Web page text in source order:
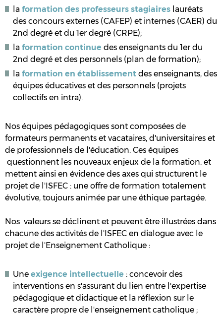
la formation des professeurs stagiaires lauréats
des concours externes (CAFEP) et internes (CAER) du
2nd degré et du 1er degré (CRPE);
la formation continue des enseignants du 1er du
2nd degré et des personnels (plan de formation);
la formation en établissement des enseignants, des
équipes éducatives et des personnels (projets
collectifs en intra).
Nos équipes pédagogiques sont composées de
formateurs permanents et vacataires, d'universitaires et
de professionnels de l'éducation. Ces équipes
questionnent les nouveaux enjeux de la formation. et
mettent ainsi en évidence des axes qui structurent le
projet de l'ISFEC : une offre de formation totalement
évolutive, toujours animée par une éthique partagée.
Nos valeurs se déclinent et peuvent être illustrées dans
chacune des activités de l'ISFEC en dialogue avec le
projet de l'Enseignement Catholique :
Une exigence intellectuelle : concevoir des
interventions en s'assurant du lien entre l'expertise
pédagogique et didactique et la réflexion sur le
caractère propre de l'enseignement catholique ;